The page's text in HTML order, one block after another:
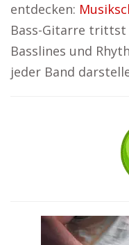
entdecken:
Bass-Gitarre trittst
Basslines und
jeder Band